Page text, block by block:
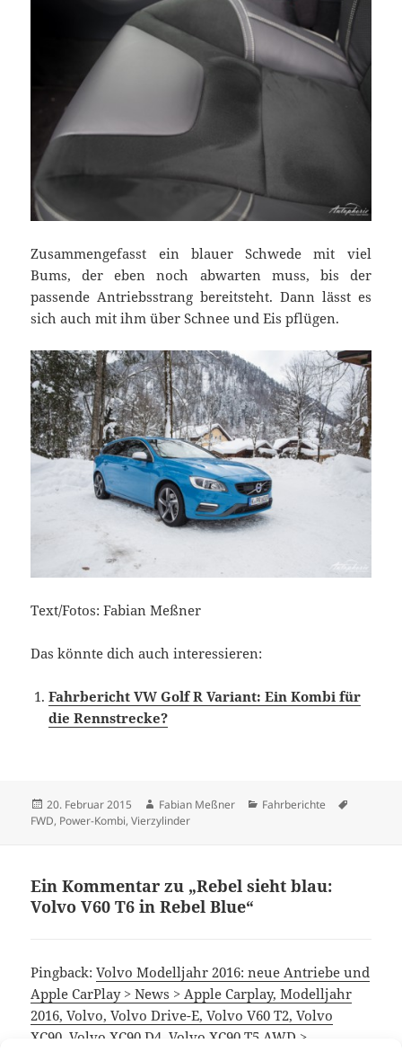
Zusammengefasst ein blauer Schwede mit viel
Bums, der eben noch abwarten muss, bis der
passende Antriebsstrang bereitsteht. Dann lässt es
sich auch mit ihm über Schnee und Eis pflügen.
Text/Fotos: Fabian Meßner
Das könnte dich auch interessieren:
Fahrbericht VW Golf R Variant: Ein Kombi für
die Rennstrecke?
Veröffentlicht
am
20. Februar 2015 Autor
Fabian Meßner Kategorien
Fahrberichte
FWD, Power-Kombi,Vierzylinder
Ein Kommentar zu „Rebel sieht blau:
Volvo V60 T6 in Rebel Blue“
Pingback:Volvo Modelljahr 2016: neue Antriebe und
Apple CarPlay > News > Apple Carplay, Modelljahr
2016, Volvo, Volvo Drive-E, Volvo V60 T2, Volvo
XC90, Volvo XC90 D4, Volvo XC90 T5 AWD >